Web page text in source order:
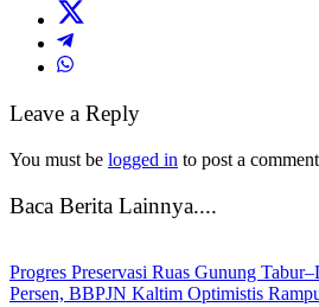
Leave a Reply
You must be logged in to post a
Baca Berita Lainnya....
Progres Preservasi Ruas Gunung
Persen, BBPJN Kaltim Optimistis